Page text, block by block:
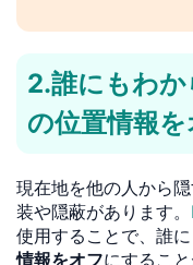
2.誰にもわ
の位置情報
現在地を他の人から
装や隠蔽があります。
使用することで、誰
情報をオフにするこ